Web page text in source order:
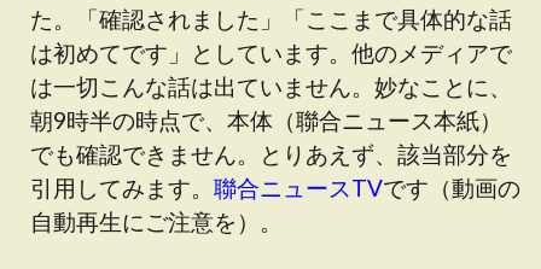
た。「確認されました」「ここまで具体的な話
は初めてです」としています。他のメディアで
は一切こんな話は出ていません。妙なことに、
朝9時半の時点で、本体（聯合ニュース本紙）
でも確認できません。とりあえず、該当部分を
引用してみます。 聯合ニュースTVです（動画の
自動再生にご注意を）。